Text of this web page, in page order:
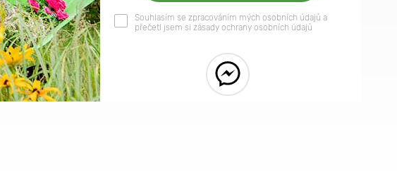
Souhlasím se zpracováním mých osobních údajů a
přečetl jsem si zásady ochrany osobních údajů